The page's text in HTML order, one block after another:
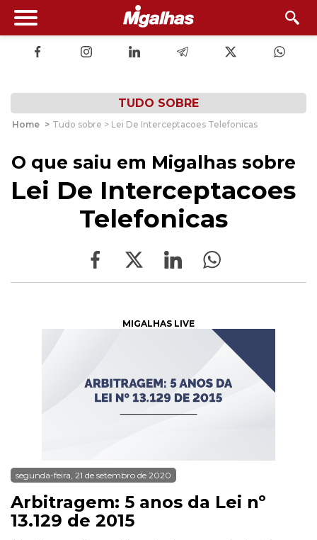
TUDO SOBRE
Home > Tudo sobre > Lei De Interceptacoes Telefonicas
O que saiu em Migalhas sobre
Lei De Interceptacoes
Telefonicas
MIGALHAS LIVE
segunda-feira, 21 de setembro de 2020
Arbitragem: 5 anos da Lei nº
13.129 de 2015